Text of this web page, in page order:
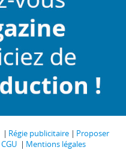
Régie publicitaire
Proposer
CGU
Mentions légales